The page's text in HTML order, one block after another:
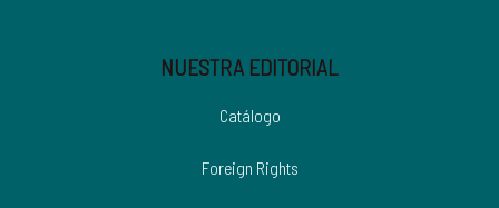
NUESTRA EDITORIAL
Catálogo
Foreign Rights